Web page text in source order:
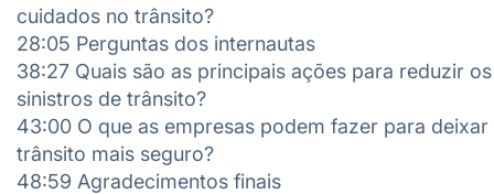
cuidados no trânsito?
28:05 Perguntas dos internautas
38:27 Quais são as principais ações para reduzir os
sinistros de trânsito?
43:00 O que as empresas podem fazer para deixar
trânsito mais seguro?
48:59 Agradecimentos finais